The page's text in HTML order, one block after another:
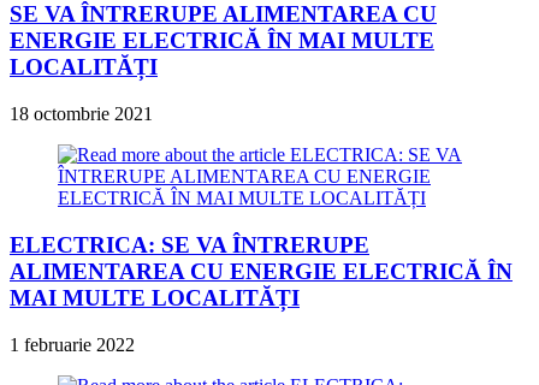
SE VA ÎNTRERUPE ALIMENTAREA CU
ENERGIE ELECTRICĂ ÎN MAI MULTE
LOCALITĂȚI
18 octombrie 2021
ELECTRICA: SE VA ÎNTRERUPE
ALIMENTAREA CU ENERGIE ELECTRICĂ ÎN
MAI MULTE LOCALITĂȚI
1 februarie 2022